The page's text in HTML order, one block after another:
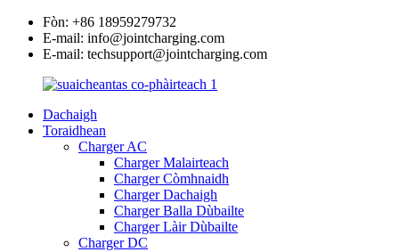
Fòn: +86 18959279732
E-mail: info@jointcharging.com
E-mail: techsupport@jointcharging.com
Dachaigh
Toraidhean
Charger AC
Charger Malairteach
Charger Còmhnaidh
Charger Dachaigh
Charger Balla Dùbailte
Charger Làir Dùbailte
Charger DC